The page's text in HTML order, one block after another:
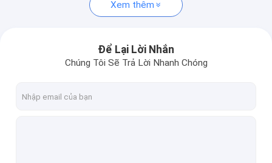
tấm hợp kim nhôm
Tấm hợp kim nhôm
Bảng nhựa nhựa nhựa
Xem thêm
Để Lại Lời Nhắn
Chúng Tôi Sẽ Trả Lời Nhanh Chóng